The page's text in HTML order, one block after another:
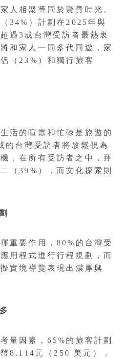
人相聚等同於寶貴時光。
34%）計劃在2025年與
過3成台灣受訪者最熱衷
和家人一同多代同遊，家
（23%）和獨行旅客
活的喧囂和忙碌是旅遊的
的台灣受訪者將放鬆視為
，在所有受訪者之中，拜
（39%），而文化探索則
重要作用，80%的台灣受
用程式進行行程規劃，而
實境導覽表現出濃厚興
量因素，65%的旅客計劃
8,114元（250 美元），